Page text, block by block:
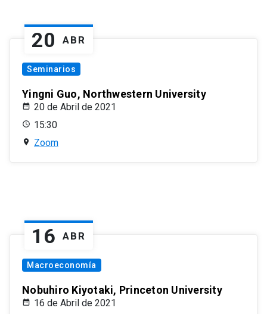
20 ABR
Seminarios
Yingni Guo, Northwestern University
20 de Abril de 2021
15:30
Zoom
16 ABR
Macroeconomía
Nobuhiro Kiyotaki, Princeton University
16 de Abril de 2021